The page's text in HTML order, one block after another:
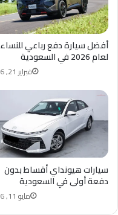
أفضل سيارة دفع رباعي للنساء
لعام 2026 في السعودية
فبراير 21, 2026
سيارات هيونداي أقساط بدون
دفعة أولى في السعودية
مايو 11, 2026